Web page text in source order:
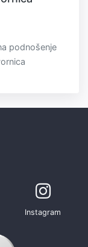
podnošenje
Instagram